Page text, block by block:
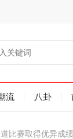
流 八卦
比赛取得优异成绩